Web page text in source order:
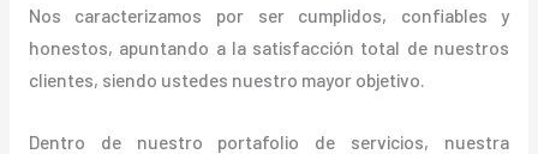
Nos caracterizamos por ser cumplidos, confiables y
honestos, apuntando a la satisfacción total de nuestros
clientes, siendo ustedes nuestro mayor objetivo.
Dentro de nuestro portafolio de servicios, nuestra